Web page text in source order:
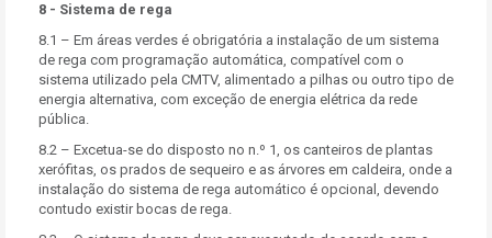
8 - Sistema de rega
8.1 – Em áreas verdes é obrigatória a instalação de um sistema
de rega com programação automática, compatível com o
sistema utilizado pela CMTV, alimentado a pilhas ou outro tipo de
energia alternativa, com exceção de energia elétrica da rede
pública.
8.2 – Excetua-se do disposto no n.º 1, os canteiros de plantas
xerófitas, os prados de sequeiro e as árvores em caldeira, onde a
instalação do sistema de rega automático é opcional, devendo
contudo existir bocas de rega.